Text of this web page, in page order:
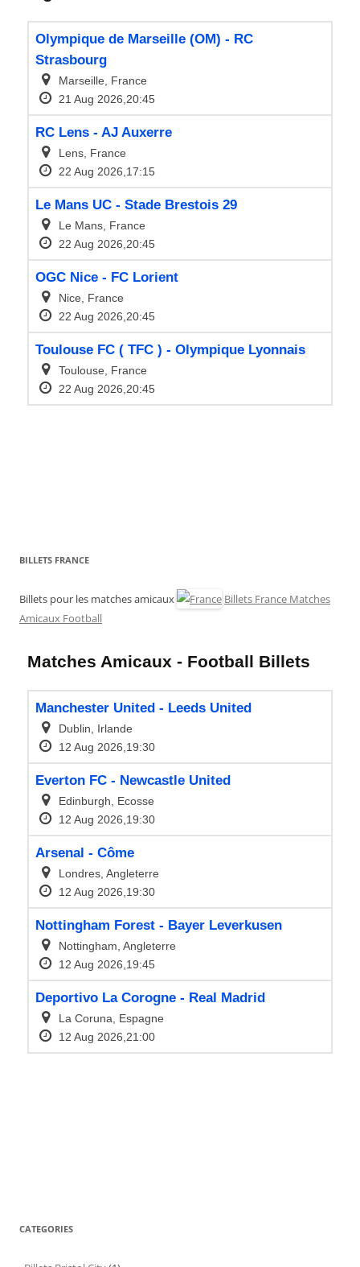
BILLETS FRANCE
Billets pour les matches amicaux
Billets France Matches
Amicaux Football
CATEGORIES